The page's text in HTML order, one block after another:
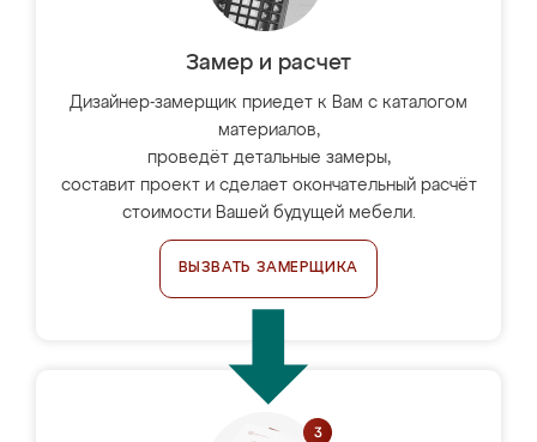
Замер и расчет
Дизайнер-замерщик приедет к Вам с каталогом
материалов,
проведёт детальные замеры,
составит проект и сделает окончательный расчёт
стоимости Вашей будущей мебели.
ВЫЗВАТЬ ЗАМЕРЩИКА